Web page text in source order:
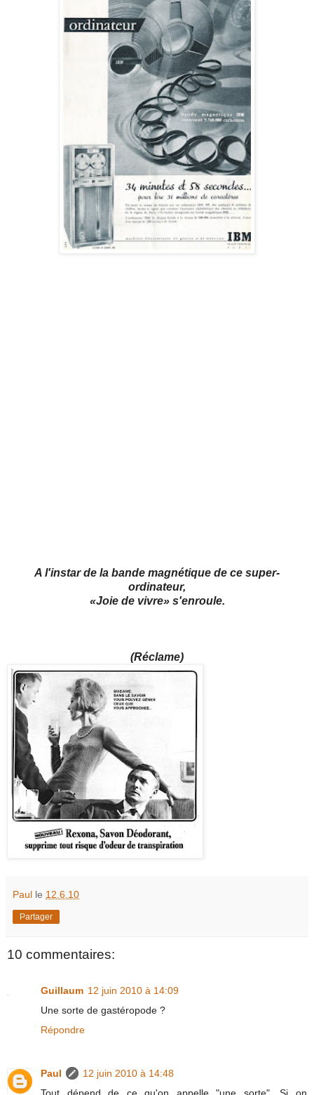
A l'instar de la bande magnétique de ce super-
ordinateur,
«Joie de vivre» s'enroule.
(Réclame)
Paul le 12.6.10
Partager
10 commentaires:
Guillaum 12 juin 2010 à 14:09
Une sorte de gastéropode ?
Répondre
Paul
12 juin 2010 à 14:48